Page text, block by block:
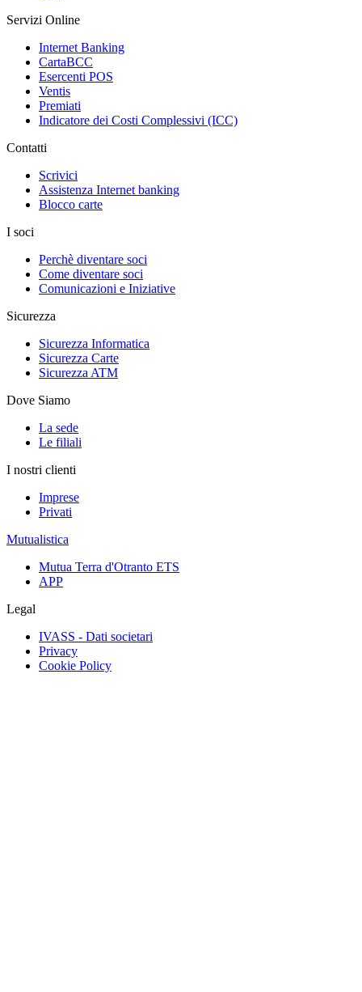
Servizi Online
Internet Banking
CartaBCC
Esercenti POS
Ventis
Premiati
Indicatore dei Costi Complessivi (ICC)
Contatti
Scrivici
Assistenza Internet banking
Blocco carte
I soci
Perchè diventare soci
Come diventare soci
Comunicazioni e Iniziative
Sicurezza
Sicurezza Informatica
Sicurezza Carte
Sicurezza ATM
Dove Siamo
La sede
Le filiali
I nostri clienti
Imprese
Privati
Mutualistica
Mutua Terra d'Otranto ETS
APP
Legal
IVASS - Dati societari
Privacy
Cookie Policy